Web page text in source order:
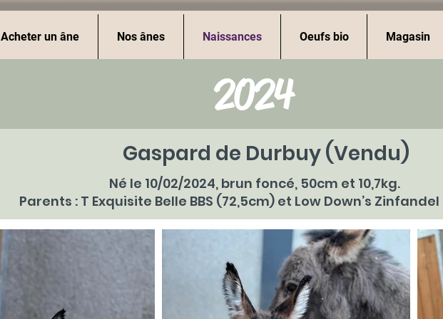
Acheter un âne Nos ânes Naissances Oeufs bio Magasin
2024
Gaspard de Durbuy (Vendu)
Né le 10/02/2024, brun foncé, 50cm et 10,7kg.
Parents : T Exquisite Belle BBS (72,5cm) et Low Down’s